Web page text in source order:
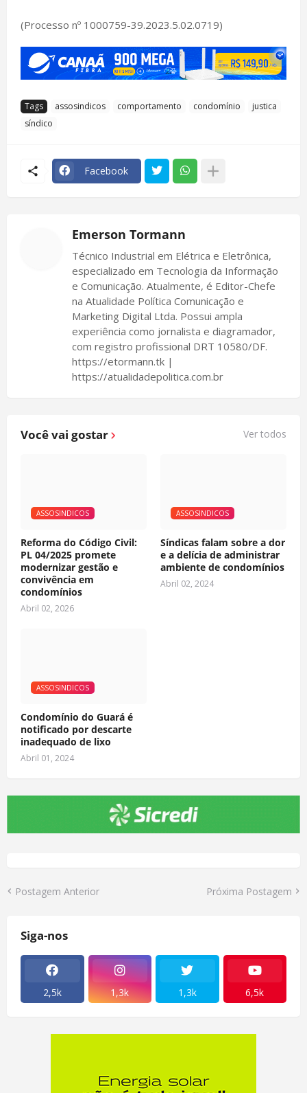
(Processo nº 1000759-39.2023.5.02.0719)
Tags assosindicos comportamento condomínio
justica
síndico
Facebook
Emerson Tormann
Técnico Industrial em Elétrica e Eletrônica,
especializado em Tecnologia da Informação
e Comunicação. Atualmente, é Editor-Chefe
na Atualidade Política Comunicação e
Marketing Digital Ltda. Possui ampla
experiência como jornalista e diagramador,
com registro profissional DRT 10580/DF.
https://etormann.tk |
https://atualidadepolitica.com.br
Você vai gostar Ver todos
ASSOSINDICOS
Reforma do Código Civil:
PL 04/2025 promete
modernizar gestão e
convivência em
condomínios
Abril 02, 2026
ASSOSINDICOS
Síndicas falam sobre a dor
e a delícia de administrar
ambiente de condomínios
Abril 02, 2024
ASSOSINDICOS
Condomínio do Guará é
notificado por descarte
inadequado de lixo
Abril 01, 2024
Postagem Anterior Próxima Postagem
Siga-nos
2,5k 1,3k 1,3k 6,5k